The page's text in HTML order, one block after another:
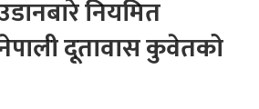
नियमित
दूतावास कुवेतको